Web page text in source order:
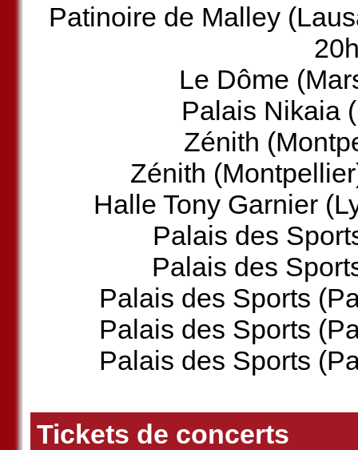
Patinoire de Malley
Le Dôme
Palais Nikaia
Zénith
Zénith
Halle Tony Garnier
Palais des
Palais des
Palais des Sports
Palais des Sports
Palais des Sports
Tickets de concerts